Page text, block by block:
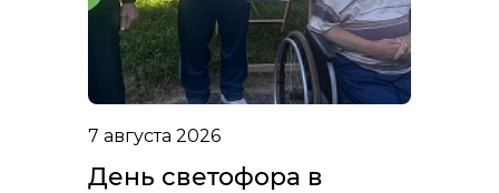
7 августа 2026
День светофора в